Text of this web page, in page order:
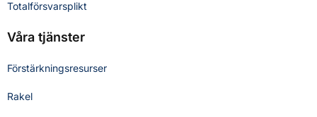
Totalförsvarsplikt
Våra tjänster
Förstärkningsresurser
Rakel